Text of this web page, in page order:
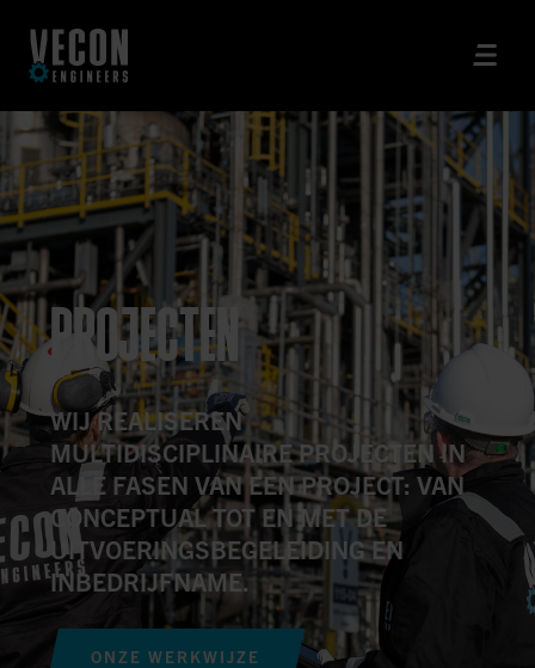
PROJECTEN
WIJ REALISEREN
MULTIDISCIPLINAIRE PROJECTEN IN
ALLE FASEN VAN EEN PROJECT: VAN
CONCEPTUAL TOT EN MET DE
UITVOERINGSBEGELEIDING EN
INBEDRIJFNAME.
ONZE WERKWIJZE